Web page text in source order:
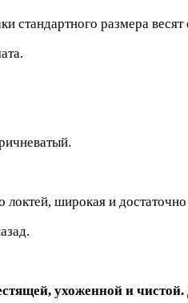
стандартного размера весят
широкая и
ухоженной и чистой.